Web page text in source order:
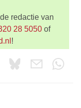
redactie van
28 5050 of
!